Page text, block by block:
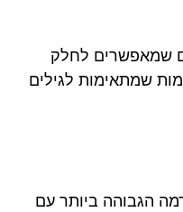
שמאפשרים לחלק
שמתאימות לגילים
הגבוהה ביותר עם